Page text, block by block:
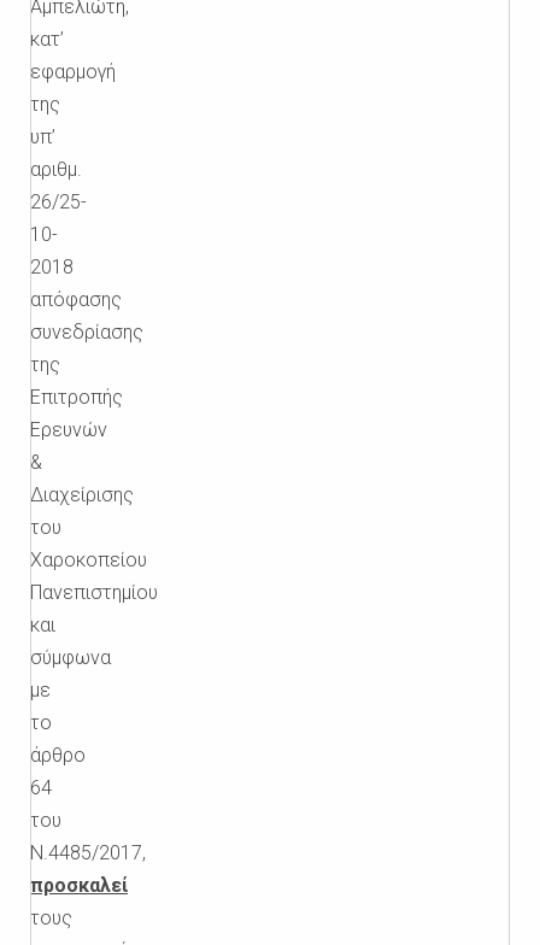
Αμπελιώτη,
κατ’
εφαρμογή
της
υπ’
αριθμ.
26/25-
10-
2018
απόφασης
συνεδρίασης
της
Επιτροπής
Ερευνών
&
Διαχείρισης
του
Χαροκοπείου
Πανεπιστημίου
και
σύμφωνα
με
το
άρθρο
64
του
Ν.4485/2017,
προσκαλεί
τους